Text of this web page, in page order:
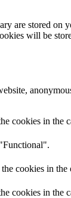
are stored on
will be
cookies in the
cookies in
cookies in the